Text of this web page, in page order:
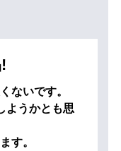
ないです。
ようかとも思
す。